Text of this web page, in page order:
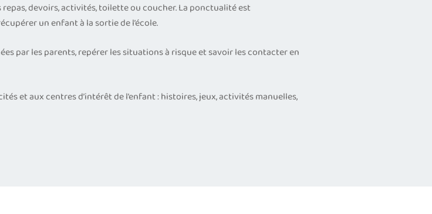
devoirs, activités, toilette ou coucher. La ponctualité est
un enfant à la sortie de l’école.
par les parents, repérer les situations à risque et savoir les contacter en
et aux centres d’intérêt de l’enfant : histoires, jeux, activités manuelles,